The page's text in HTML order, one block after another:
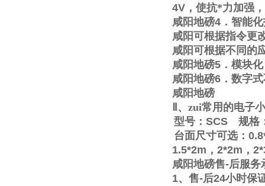
4V ，使抗*力加强
咸阳地磅4 ．智能
咸阳可根据指令更
咸阳可根据不同的
咸阳地磅5 ．模块
咸阳地磅6 ．数字
咸阳地磅
、zui常用的电子
型号： SCS
规格
台面尺寸可选：
1.5*2m ， 2*2m ，
咸阳地磅售-后服务
1、售-后24小时保